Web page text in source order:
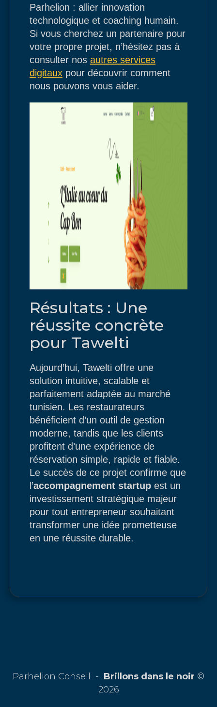
Parhelion : allier innovation
technologique et coaching humain.
Si vous cherchez un partenaire pour
votre propre projet, n’hésitez pas à
consulter nos autres services
digitaux pour découvrir comment
nous pouvons vous aider.
Résultats : Une
réussite concrète
pour Tawelti
Aujourd’hui, Tawelti offre une
solution intuitive, scalable et
parfaitement adaptée au marché
tunisien. Les restaurateurs
bénéficient d’un outil de gestion
moderne, tandis que les clients
profitent d’une expérience de
réservation simple, rapide et fiable.
Le succès de ce projet confirme que
l’accompagnement startup est un
investissement stratégique majeur
pour tout entrepreneur souhaitant
transformer une idée prometteuse
en une réussite durable.
Parhelion Conseil - Brillons dans le noir ©
2026